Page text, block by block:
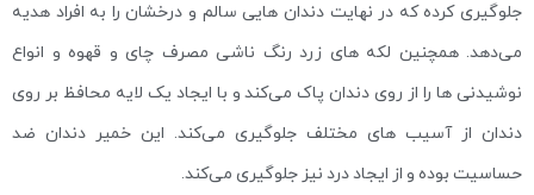
جلوگیری کرده که در نهایت دندان هایی سالم و درخشان را به افراد هدیه
می‌دهد. همچنین لکه های زرد رنگ ناشی مصرف چای و قهوه و انواع
نوشیدنی ها را از روی دندان پاک می‌کند و با ایجاد یک لایه محافظ بر روی
دندان از آسیب های مختلف جلوگیری می‌کند. این خمیر دندان ضد
حساسیت بوده و از ایجاد درد نیز جلوگیری می‌کند.